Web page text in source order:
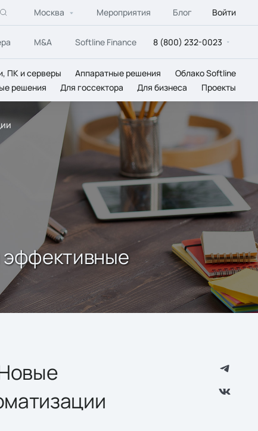
Москва Мероприятия Блог Войти
M&A Softline Finance 8 (800) 232-0023
ПК и серверы Аппаратные решения
Облако Softline
решения Для госсектора Для бизнеса Проекты
эффективные